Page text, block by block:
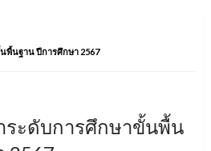
นฐาน ปีการศึกษา 2567
ะดับการศึกษาขั้นพื้น